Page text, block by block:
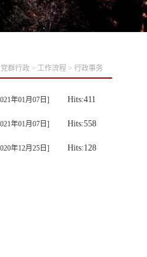
党群行政> 工作流程 > 行政事务
年01月07日] Hits:411
年01月07日] Hits:558
年12月25日] Hits:128